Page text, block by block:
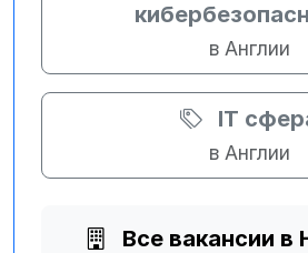
в Англии
IT
в Англии
Все вакансии в